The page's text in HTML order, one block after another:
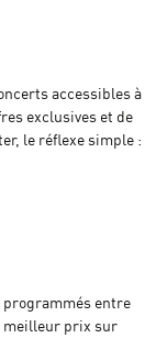
accessibles à
exclusives et de
le réflexe simple :
programmés entre
meilleur prix sur